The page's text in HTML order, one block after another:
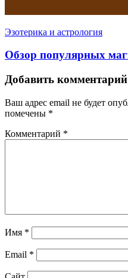
Эзотерика и астрология
Обзор популярных
Добавить комментарий
Ваш адрес email не будет
помечены *
Комментарий *
Имя *
Email *